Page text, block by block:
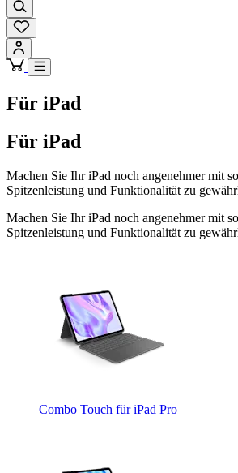
Für iPad
Für iPad
Machen Sie Ihr iPad noch angenehmer mit
Spitzenleistung und Funktionalität zu
Machen Sie Ihr iPad noch angenehmer mit
Spitzenleistung und Funktionalität zu
Combo Touch für iPad Pro